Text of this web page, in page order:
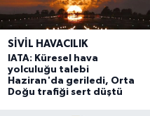
SIVIL HAVACILIK
IATA: Küresel hava
yolculuğu talebi
Haziran'da geriledi, Orta
Doğu trafiği sert düştü